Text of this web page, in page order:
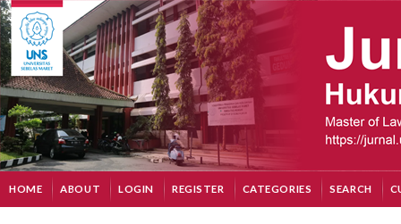
HOME ABOUT LOGIN REGISTER CATEGORIES SEARCH